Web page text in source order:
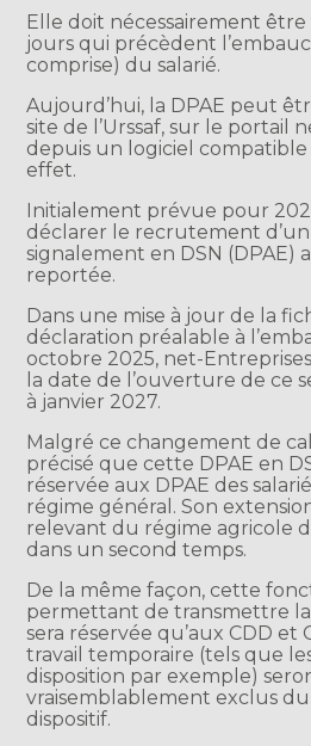
Elle doit nécessairement être
jours qui précèdent
comprise) du salarié.
Aujourd’hui, la DPAE peut
site de l’Urssaf, sur le portail
depuis un logiciel
effet.
Initialement prévue pour
déclarer le recrutement d’un
signalement en DSN (DPAE)
reportée.
Dans une mise à jour de la
déclaration préalable à
octobre 2025, net-
la date de l’ouverture de ce
à janvier 2027.
Malgré ce changement de
précisé que cette DPAE en
réservée aux DPAE des
régime général. Son
relevant du régime agricole
dans un second temps.
De la même façon, cette
permettant de transmettre la
sera réservée qu’aux CDD et
travail temporaire (tels que
disposition par exemple)
vraisemblablement exclus
dispositif.